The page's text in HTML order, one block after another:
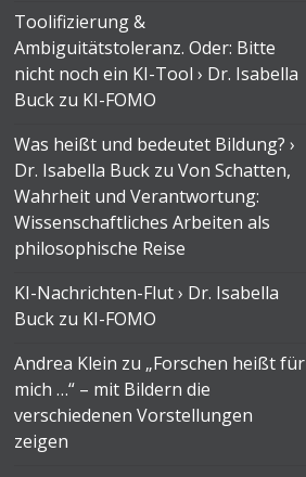
Toolifizierung &
Ambiguitätstoleranz. Oder: Bitte
nicht noch ein KI-Tool › Dr. Isabella
Buck zu KI-FOMO
Was heißt und bedeutet Bildung? ›
Dr. Isabella Buck zu Von Schatten,
Wahrheit und Verantwortung:
Wissenschaftliches Arbeiten als
philosophische Reise
KI-Nachrichten-Flut › Dr. Isabella
Buck zu KI-FOMO
Andrea Klein zu „Forschen heißt für
mich …“ – mit Bildern die
verschiedenen Vorstellungen
zeigen